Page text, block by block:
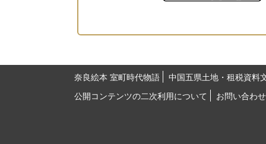
奈良絵本 室町時代物語
中国五県土地・租税資料
公開コンテンツの二次利用について
お問い合わせ